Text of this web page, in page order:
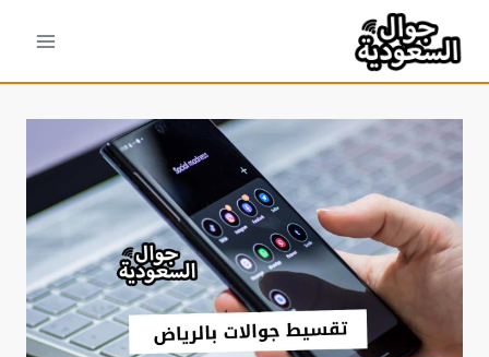
المحتوى